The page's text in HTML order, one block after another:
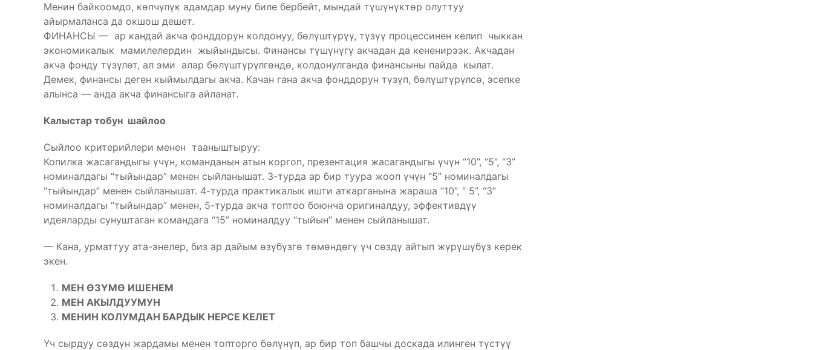
Менин байкоомдо, көпчүлүк адамдар муну биле бербейт, мындай түшүнүктөр олуттуу
айырмаланса да окшош дешет.
ФИНАНСЫ — ар кандай акча фонддорун колдонуу, бөлүштүрүү, түзүү процессинен келип чыккан
экономикалык мамилелердин жыйындысы. Финансы түшүнүгү акчадан да кененирээк. Акчадан
акча фонду түзүлөт, ал эми алар бөлүштүрүлгөндө, колдонулганда финансыны пайда кылат.
Демек, финансы деген кыймылдагы акча. Качан гана акча фонддорун түзүп, бөлүштүрүлсө, эсепке
алынса — анда акча финансыга айланат.
Калыстар тобун шайлоо
Сыйлоо критерийлери менен тааныштыруу:
Копилка жасагандыгы үчүн, команданын атын коргоп, презентация жасагандыгы үчүн “10”, “5”, “3”
номиналдагы “тыйындар” менен сыйланышат. 3-турда ар бир туура жооп үчүн “5” номиналдагы
“тыйындар” менен сыйланышат. 4-турда практикалык ишти аткарганына жараша “10”, “ 5”, “3”
номиналдагы “тыйындар” менен, 5-турда акча топтоо боюнча оригиналдуу, эффективдүү
идеяларды сунуштаган командага “15” номиналдуу “тыйын” менен сыйланышат.
— Кана, урматтуу ата-энелер, биз ар дайым өзүбүзгө төмөндөгү үч сөздү айтып жүрүшүбүз керек
экен.
МЕН ӨЗҮМӨ ИШЕНЕМ
МЕН АКЫЛДУУМУН
МЕНИН КОЛУМДАН БАРДЫК НЕРСЕ КЕЛЕТ
Үч сырдуу сөздүн жардамы менен топторго бөлүнүп, ар бир топ башчы доскада илинген түстүү